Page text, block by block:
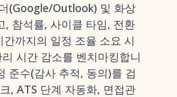
(Google/Outlook) 및 화상
참석률, 사이클 타임, 전환
까지의 일정 조율 소요 시
시간 감소를 벤치마킹합니
준수(감사 추적, 동의)를 검
, ATS 단계 자동화, 면접관